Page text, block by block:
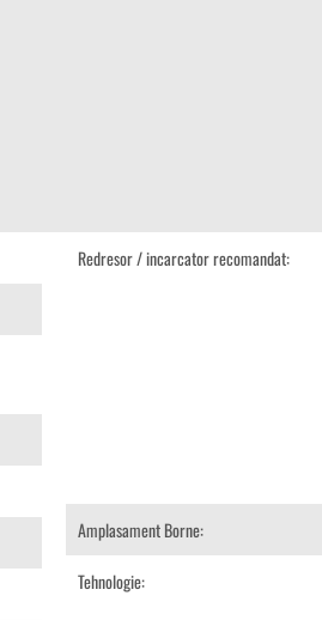
Redresor / incarcator recomandat:
Amplasament Borne:
Tehnologie: